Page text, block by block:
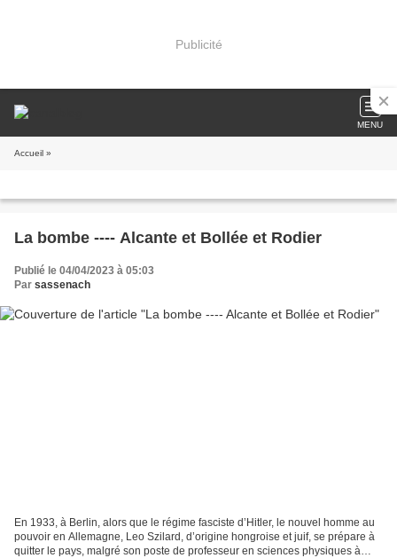
Publicité
MENU
Accueil »
La bombe ---- Alcante et Bollée et Rodier
Publié le 04/04/2023 à 05:03
Par sassenach
En 1933, à Berlin, alors que le régime fasciste d’Hitler, le nouvel homme au
pouvoir en Allemagne, Leo Szilard, d’origine hongroise et juif, se prépare à
quitter le pays, malgré son poste de professeur en sciences physiques à